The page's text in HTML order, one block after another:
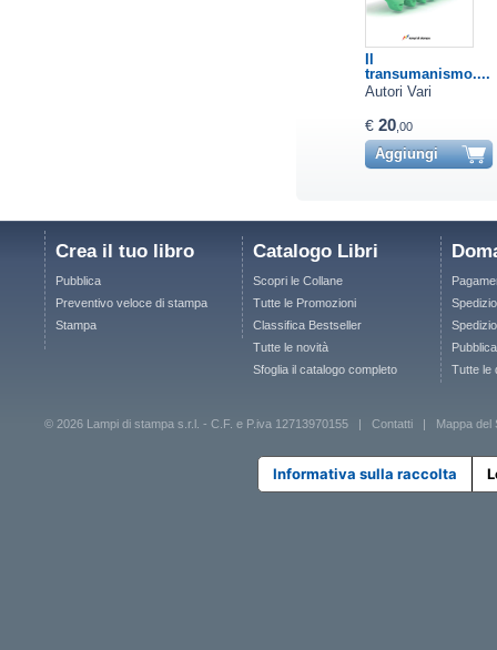
transumanismo....
Autori Vari
€ 20,00
Aggiungi
Crea il tuo libro
Pubblica
Preventivo veloce di stampa
Stampa
Catalogo Libri
Scopri le Collane
Tutte le Promozioni
Classifica Bestseller
Tutte le novità
Sfoglia il catalogo completo
Tutte le
© 2026 Lampi di stampa s.r.l. - C.F. e P.iva 12713970155 | Contatti Mappa del
Informativa sulla raccolta